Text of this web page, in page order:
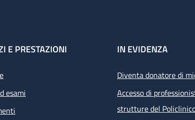
E PRESTAZIONI
esami
IN EVIDENZA
Diventa donatore di
Accesso di
strutture del